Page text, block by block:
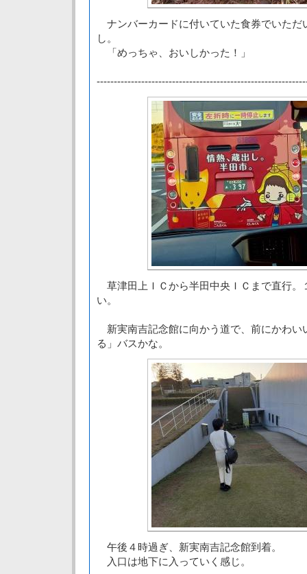
ナンバーカードに付いていた食券でいただ
し。
「めっちゃ、おいしかった！」
草津田上ＩＣから半田中央ＩＣまで直行。
い。
新実南吉記念館に向かう道で、前にかわい
る」バスかな。
午後４時過ぎ、新実南吉記念館到着。
入口は地下に入っていく感じ。